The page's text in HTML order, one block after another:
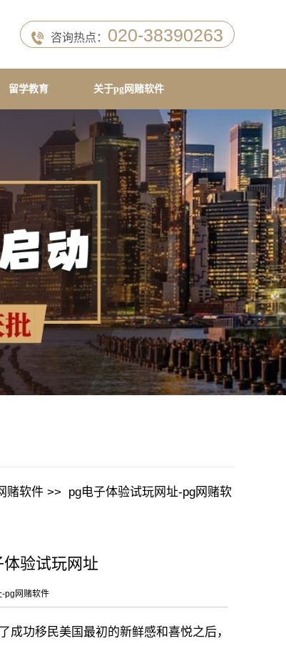
咨询热点： 020-38390263
留学教育 关于pg网赌软件
赌软件>> pg电子体验试玩网址-pg网赌软
验试玩网址
pg网赌软件
功移民美国最初的新鲜感和喜悦之后，